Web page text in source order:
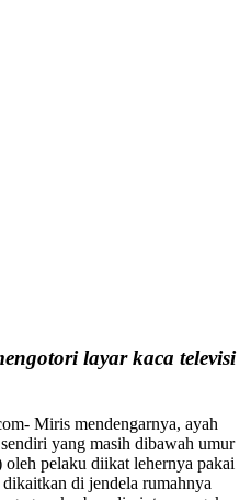
layar kaca televisi
Miris mendengarnya, ayah
yang masih dibawah umur
oleh pelaku diikat lehernya pakai
di jendela rumahnya